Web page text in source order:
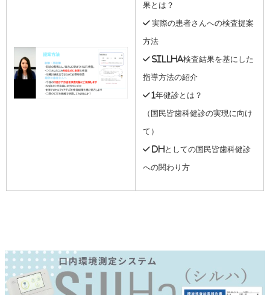
果とは？
✓ 実際の患者さんへの検査提案
方法
✓ SillHa検査結果を基にした
指導方法の紹介
✓ 1年健診とは？
（国民皆歯科健診の実現に向け
て）
✓ DHとしての国民皆歯科健診
への関わり方